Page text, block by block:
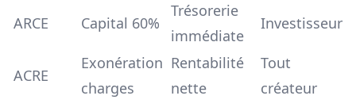
ARCE Capital 60%
Trésorerie
immédiate
Investisseur
ACRE
Exonération
charges
Rentabilité
nette
Tout
créateur